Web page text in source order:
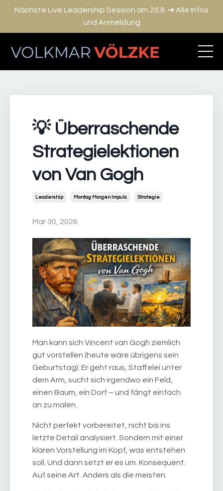
Nächste Live Leadership Session am 25.8. ➔ Alle Infos
und Anmeldung
💡 Überraschende
Strategielektionen
von Van Gogh
Leadership Montag Morgen Impuls Strategie
Mar 30, 2026
Man kann sich Vincent van Gogh ziemlich
gut vorstellen (heute wäre übrigens sein
Geburtstag): Er geht raus, Staffelei unter
dem Arm, sucht sich irgendwo ein Feld,
einen Baum, ein Dorf – und fängt einfach
an zu malen.
Nicht perfekt vorbereitet, nicht bis ins
letzte Detail analysiert. Sondern mit einer
klaren Vorstellung im Kopf, was entstehen
soll. Und dann setzt er es um. Konsequent.
Auf seine Art. Anders als die meisten.